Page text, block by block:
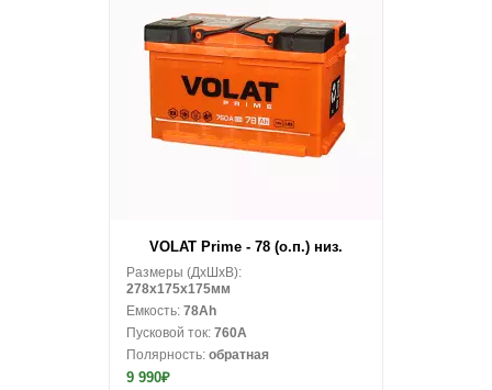
VOLAT Prime - 78 (о.п.) низ.
Размеры (ДxШxВ):
278x175x175мм
Емкость: 78Ah
Пусковой ток: 760A
Полярность: обратная
9 990₽